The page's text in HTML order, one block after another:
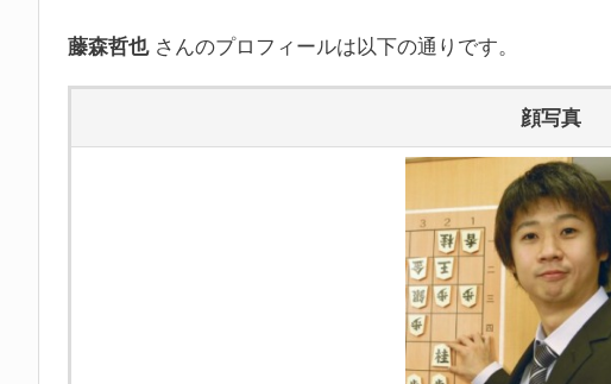
藤森哲也 さんのプロフィールは以下の通りです。
顔写真